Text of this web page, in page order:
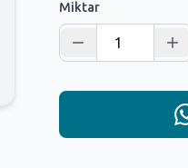
Miktar